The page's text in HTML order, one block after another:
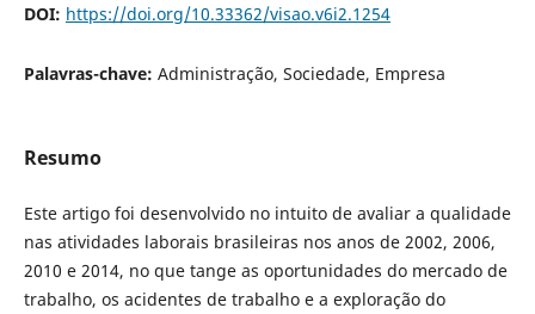
DOI: https://doi.org/10.33362/visao.v6i2.1254
Palavras-chave: Administração, Sociedade, Empresa
Resumo
Este artigo foi desenvolvido no intuito de avaliar a qualidade
nas atividades laborais brasileiras nos anos de 2002, 2006,
2010 e 2014, no que tange as oportunidades do mercado de
trabalho, os acidentes de trabalho e a exploração do